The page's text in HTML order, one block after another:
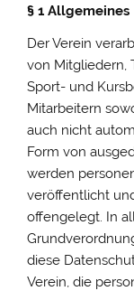
§ 1 Allgemeines
Der Verein
von Mitgliedern,
Sport- und
Mitarbeitern
auch nicht
Form von
werden
veröffentlicht
offengelegt. In
diese
Verein, die